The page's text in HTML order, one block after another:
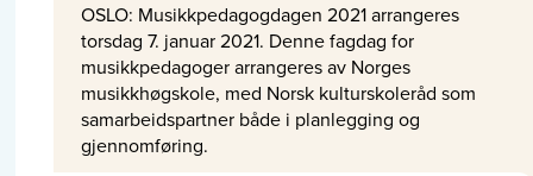
OSLO: Musikkpedagogdagen 2021 arrangeres
torsdag 7. januar 2021. Denne fagdag for
musikkpedagoger arrangeres av Norges
musikkhøgskole, med Norsk kulturskoleråd som
samarbeidspartner både i planlegging og
gjennomføring.